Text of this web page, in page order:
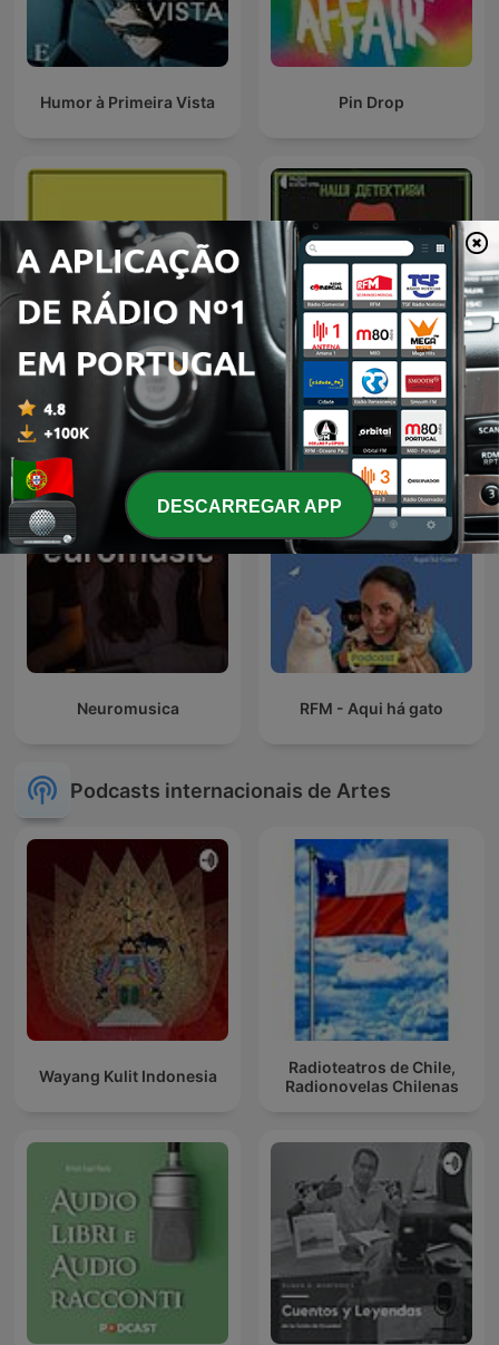
Humor à Primeira Vista Pin Drop
Audiolibros Por qué leer Наші детективи
Neuromusica RFM - Aqui há gato
Podcasts internacionais de Artes
Wayang Kulit Indonesia
Radioteatros de Chile,
Radionovelas Chilenas
DESCARREGAR APP